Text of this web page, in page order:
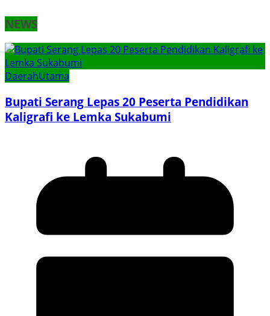
NEWS
DaerahUtama
Bupati Serang Lepas 20 Peserta Pendidikan
Kaligrafi ke Lemka Sukabumi